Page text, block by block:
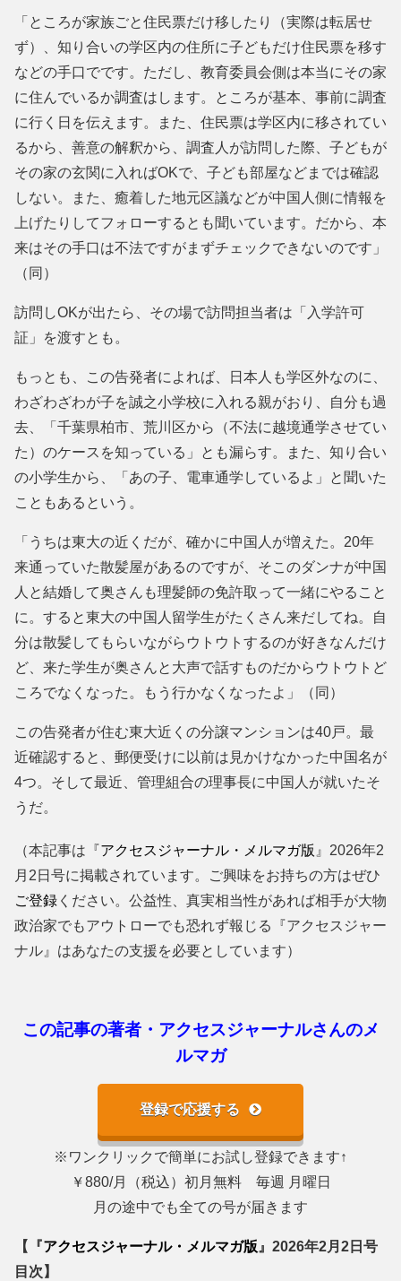
「ところが家族ごと住民票だけ移したり（実際は転居せ
ず）、知り合いの学区内の住所に子どもだけ住民票を移す
などの手口でです。ただし、教育委員会側は本当にその家
に住んでいるか調査はします。ところが基本、事前に調査
に行く日を伝えます。また、住民票は学区内に移されてい
るから、善意の解釈から、調査人が訪問した際、子どもが
その家の玄関に入ればOKで、子ども部屋などまでは確認
しない。また、癒着した地元区議などが中国人側に情報を
上げたりしてフォローするとも聞いています。だから、本
来はその手口は不法ですがまずチェックできないのです」
（同）
訪問しOKが出たら、その場で訪問担当者は「入学許可
証」を渡すとも。
もっとも、この告発者によれば、日本人も学区外なのに、
わざわざわが子を誠之小学校に入れる親がおり、自分も過
去、「千葉県柏市、荒川区から（不法に越境通学させてい
た）のケースを知っている」とも漏らす。また、知り合い
の小学生から、「あの子、電車通学しているよ」と聞いた
こともあるという。
「うちは東大の近くだが、確かに中国人が増えた。20年
来通っていた散髪屋があるのですが、そこのダンナが中国
人と結婚して奥さんも理髪師の免許取って一緒にやること
に。すると東大の中国人留学生がたくさん来だしてね。自
分は散髪してもらいながらウトウトするのが好きなんだけ
ど、来た学生が奥さんと大声で話すものだからウトウトど
ころでなくなった。もう行かなくなったよ」（同）
この告発者が住む東大近くの分譲マンションは40戸。最
近確認すると、郵便受けに以前は見かけなかった中国名が
4つ。そして最近、管理組合の理事長に中国人が就いたそ
うだ。
（本記事は『アクセスジャーナル・メルマガ版 』2026年2
月2日号に掲載されています。ご興味をお持ちの方はぜひ
ご登録 ください。公益性、真実相当性があれば相手が大物
政治家でもアウトローでも恐れず報じる『アクセスジャー
ナル』はあなたの支援を必要としています）
この記事の著者・アクセスジャーナルさんのメ
ルマガ
登録で応援する
※ワンクリックで簡単にお試し登録できます↑
￥880/月（税込）初月無料 毎週 月曜日
月の途中でも全ての号が届きます
【『アクセスジャーナル・メルマガ版 』2026年2月2日号
目次】